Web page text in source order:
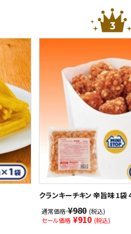
クランキーチキン 辛旨味 1袋
通常価格¥980 (税込)
セール価格 ¥910 (税込)